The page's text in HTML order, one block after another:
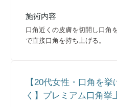
施術内容
口角近くの皮膚を切開し口角
で直接口角を持ち上げる。
【20代女性・口角を
く】プレミアム口角挙